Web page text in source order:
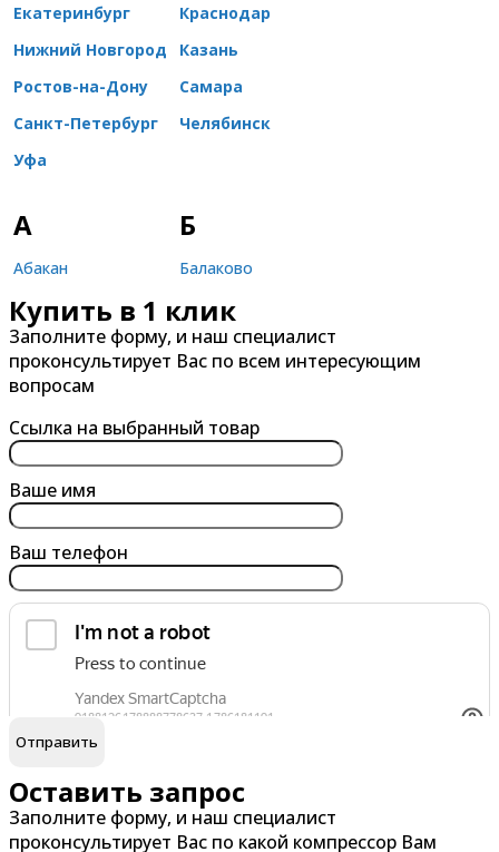
Екатеринбург
Краснодар
Нижний Новгород
Казань
Ростов-на-Дону
Самара
Санкт-Петербург
Челябинск
Уфа
А
Абакан
Александров
Альметьевск
Анапа
Арзамас
Армавир
Архангельск
Астрахань
Ачинск
Б
Балаково
Балашиха
Барнаул
Бийск
Благовещенск
Борисоглебск
Братск
Брянск
В
Великий Новгород
Владивосток
Глазов
Купить в 1 клик
Заполните форму, и наш специалист
проконсультирует Вас по всем интересующим
вопросам
Ссылка на выбранный товар
Ваше имя
Ваш телефон
Я согласен наобработку персональных данных
Оставить запрос
Заполните форму, и наш специалист
проконсультирует Вас по какой компрессор Вам